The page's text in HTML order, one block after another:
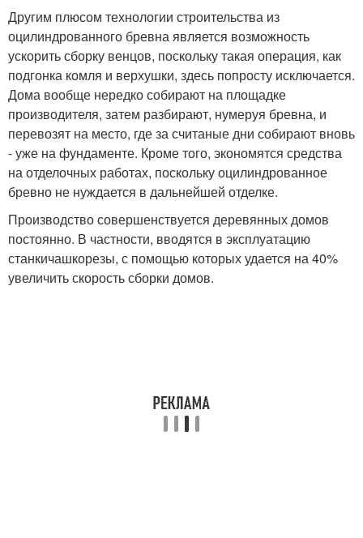
Другим плюсом технологии строительства из
оцилиндрованного бревна является возможность
ускорить сборку венцов, поскольку такая операция, как
подгонка комля и верхушки, здесь попросту исключается.
Дома вообще нередко собирают на площадке
производителя, затем разбирают, нумеруя бревна, и
перевозят на место, где за считаные дни собирают вновь
- уже на фундаменте. Кроме того, экономятся средства
на отделочных работах, поскольку оцилиндрованное
бревно не нуждается в дальнейшей отделке.
Производство совершенствуется деревянных домов
постоянно. В частности, вводятся в эксплуатацию
станкичашкорезы, с помощью которых удается на 40%
увеличить скорость сборки домов.